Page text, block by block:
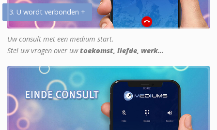
3. U wordt verbonden +
Uw consult met een medium start.
Stel uw vragen over uwtoekomst, liefde, werk...